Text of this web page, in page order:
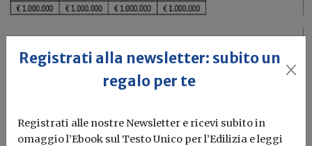
Manutenzione delle strade: approvato
che rende disponibili 455 milioni
Registrati alla newsletter: subito un
regalo per te
Registrati alle nostre Newsletter e ricevi subito in
omaggio l’Ebook sul Testo Unico per l’Edilizia e leggi